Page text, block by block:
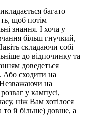
багато
щоб потім
знання. І хоча у
більш гнучкий,
складаючи собі
до відпочинку та
доведеться
Або сходити на
на
у кампусі,
ніж Вам хотілося
то й більше) довше, а